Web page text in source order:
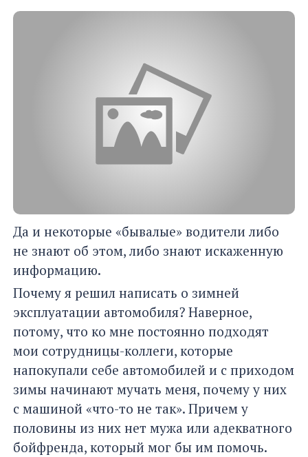
Да и некоторые «бывалые» водители либо
не знают об этом, либо знают искаженную
информацию.
Почему я решил написать о зимней
эксплуатации автомобиля? Наверное,
потому, что ко мне постоянно подходят
мои сотрудницы-коллеги, которые
напокупали себе автомобилей и с приходом
зимы начинают мучать меня, почему у них
с машиной «что-то не так». Причем у
половины из них нет мужа или адекватного
бойфренда, который мог бы им помочь.